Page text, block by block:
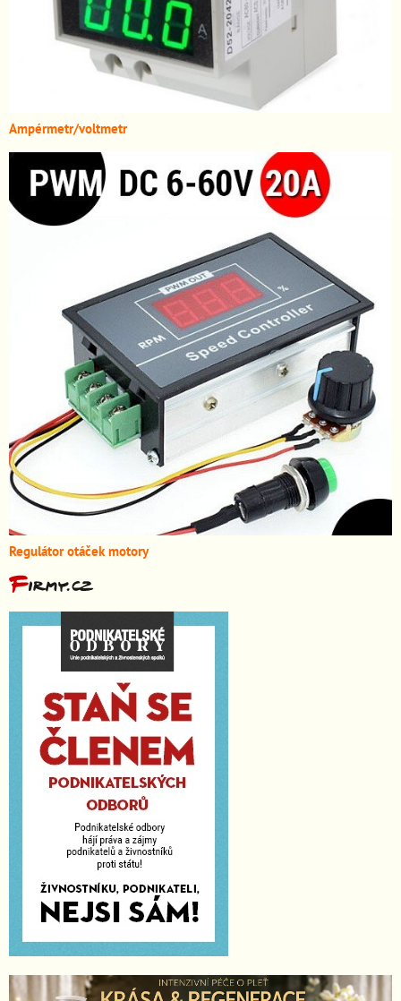
Ampérmetr/voltmetr
Regulátor otáček motory